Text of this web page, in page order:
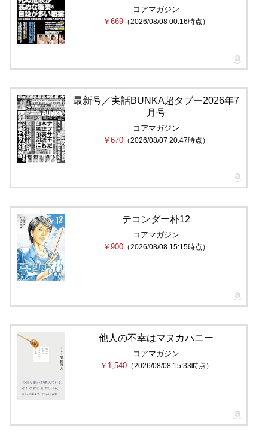
コアマガジン
￥669 （2026/08/08 00:16時点）
最新号／実話BUNKA超タブー2026年7
月号
コアマガジン
￥670 （2026/08/07 20:47時点）
テコンダー朴12
コアマガジン
￥900 （2026/08/08 15:15時点）
他人の不幸はマヌカハニー
コアマガジン
￥1,540（2026/08/08 15:33時点）